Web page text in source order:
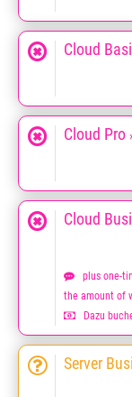
Cloud
Cloud Pro
Cloud
plus one-
the amount of
Dazu
Server